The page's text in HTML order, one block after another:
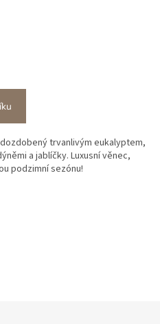
trvanlivým eukalyptem,
a jablíčky. Luxusní věnec,
podzimní sezónu!